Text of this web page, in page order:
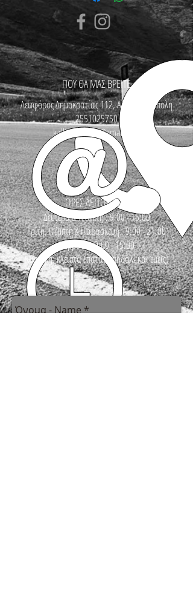
ΠΟΥ ΘΑ ΜΑΣ ΒΡΕΙΤΕ
Λεωφόρος Δημοκρατίας 112, Αλεξανδρούπολη
2551025750
kallinikosbikes@gmail.com
ΩΡΕΣ ΛΕΙΤΟΥΡΓΙΑΣ
Δευτέρα & Τετάρτη : 9:00 - 15:00
Τρίτη, Πέμπτη & Παρασκευή : 9:00 - 21:00
Σάββατο : 9:00 - 15:00
Κυριακή: κλειστά (πατάμε πηδάλι και εμείς)